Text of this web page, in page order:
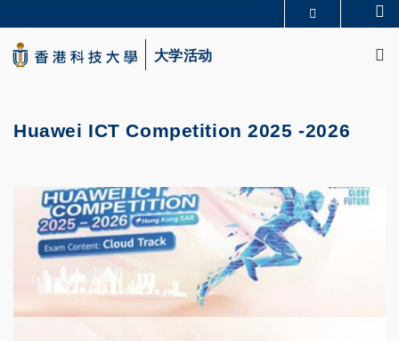
to
main
content
生活@科大
大学活动
Huawei ICT Competition 2025 -2026